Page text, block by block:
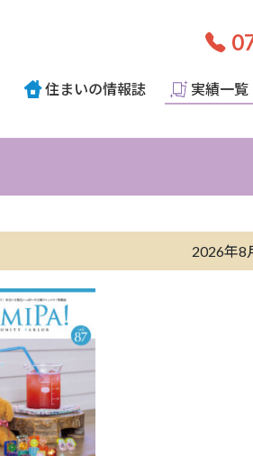
住まいの情報誌 実績一覧
2026年8